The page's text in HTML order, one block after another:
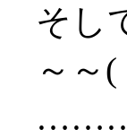
そし
～～